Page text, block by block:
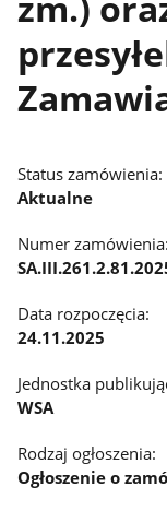
Status zamówienia:
Aktualne
Numer zamówienia:
Data rozpoczęcia:
24.11.2025
Jednostka
WSA
Rodzaj ogłoszenia:
Ogłoszenie o